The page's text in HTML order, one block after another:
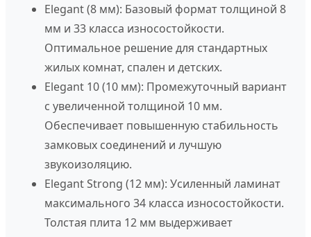
Elegant (8 мм): Базовый формат толщиной 8
мм и 33 класса износостойкости.
Оптимальное решение для стандартных
жилых комнат, спален и детских.
Elegant 10 (10 мм): Промежуточный вариант
с увеличенной толщиной 10 мм.
Обеспечивает повышенную стабильность
замковых соединений и лучшую
звукоизоляцию.
Elegant Strong (12 мм): Усиленный ламинат
максимального 34 класса износостойкости.
Толстая плита 12 мм выдерживает